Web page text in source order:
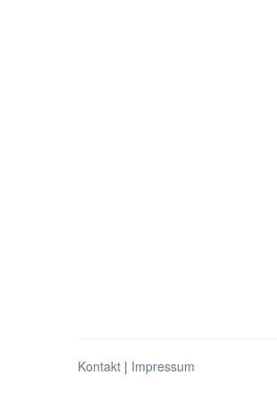
Kontakt | Impressum